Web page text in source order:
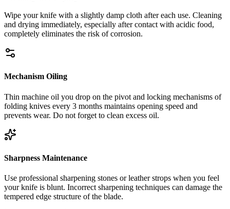
Wipe your knife with a slightly damp cloth after each use. Cleaning
and drying immediately, especially after contact with acidic food,
completely eliminates the risk of corrosion.
Mechanism Oiling
Thin machine oil you drop on the pivot and locking mechanisms of
folding knives every 3 months maintains opening speed and
prevents wear. Do not forget to clean excess oil.
Sharpness Maintenance
Use professional sharpening stones or leather strops when you feel
your knife is blunt. Incorrect sharpening techniques can damage the
tempered edge structure of the blade.